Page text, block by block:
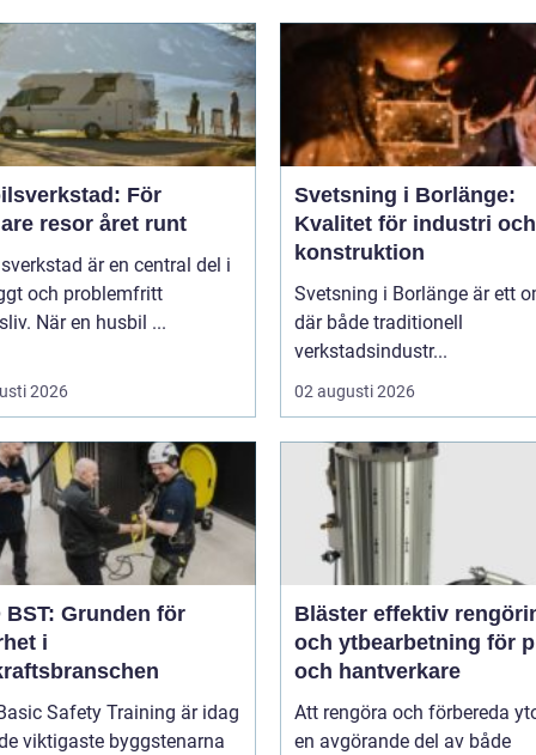
För
resor året runt
är en central del i
och problemfritt
När en husbil ...
2026
Svetsning i Borlänge:
Kvalitet för industri och
konstruktion
Svetsning i Borlänge är ett
där både traditionell
verkstadsindustr...
02 augusti 2026
BST: Grunden för
i
Safety Training är idag
viktigaste byggstenarna
Bläster effektiv rengöring
och ytbearbetning för
och hantverkare
Att rengöra och förbereda
en avgörande del av både